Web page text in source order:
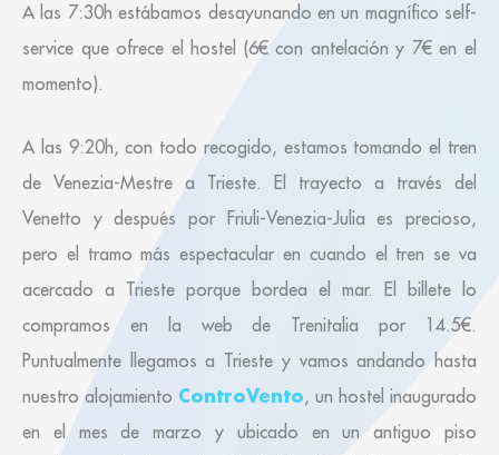
A las 7:30h estábamos desayunando en un magnífico self-
service que ofrece el hostel (6€ con antelación y 7€ en el
momento).
A las 9:20h, con todo recogido, estamos tomando el tren
de Venezia-Mestre a Trieste. El trayecto a través del
Venetto y después por Friuli-Venezia-Julia es precioso,
pero el tramo más espectacular en cuando el tren se va
acercado a Trieste porque bordea el mar. El billete lo
compramos en la web de Trenitalia por 14.5€.
Puntualmente llegamos a Trieste y vamos andando hasta
nuestro alojamiento ControVento, un hostel inaugurado
en el mes de marzo y ubicado en un antiguo piso